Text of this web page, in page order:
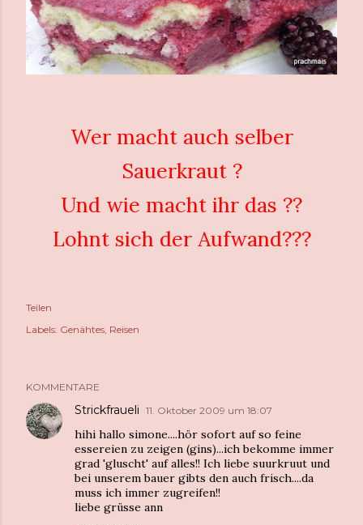
Wer macht auch selber
Sauerkraut ?
Und wie macht ihr das ??
Lohnt sich der Aufwand???
Teilen
Labels: Genähtes Reisen
KOMMENTARE
Strickfraueli 11. Oktober 2009 um 18:07
hihi hallo simone....hör sofort auf so feine
essereien zu zeigen (gins)...ich bekomme immer
grad 'gluscht' auf alles!! Ich liebe suurkruut und
bei unserem bauer gibts den auch frisch....da
muss ich immer zugreifen!!
liebe grüsse ann